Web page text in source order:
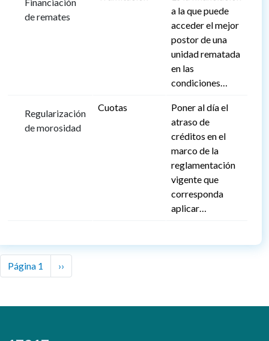
Financiación
de remates
a la que puede
acceder el mejor
postor de una
unidad rematada
en las
condiciones…
Regularización
de morosidad
Cuotas
Poner al día el
atraso de
créditos en el
marco de la
reglamentación
vigente que
corresponda
aplicar…
Paginación
Página 1 Next page
››